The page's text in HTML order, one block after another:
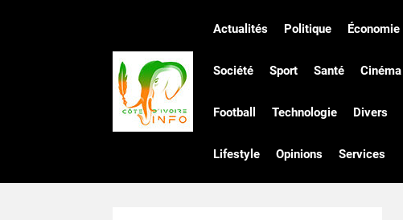
Côte
d'Ivoire
Infos
Actualités Politique Économie
Société Sport Santé Cinéma
Football Technologie Divers
Lifestyle Opinions Services